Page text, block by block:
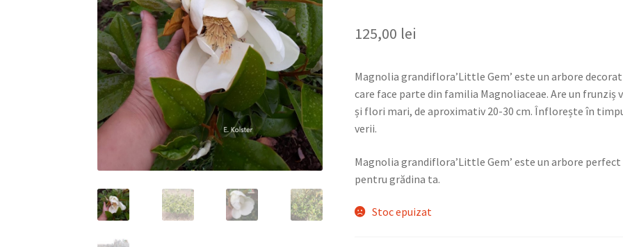
125,00 lei
Magnolia grandiflora’Little Gem’ este un arbore
care face parte din familia Magnoliaceae. Are un frunziș
și flori mari, de aproximativ 20-30 cm. Înflorește în
verii.
Magnolia grandiflora’Little Gem’ este un arbore perfect
pentru grădina ta.
Stoc epuizat